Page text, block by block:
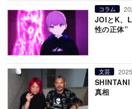
コラム
JOIとK、
性の正体”
文芸
真相